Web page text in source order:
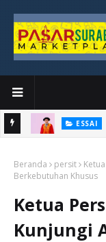
ESSAI
Tidak Berhenti di
Beranda persit
Berkebutuhan Khusus
Ketua
Kunjungi